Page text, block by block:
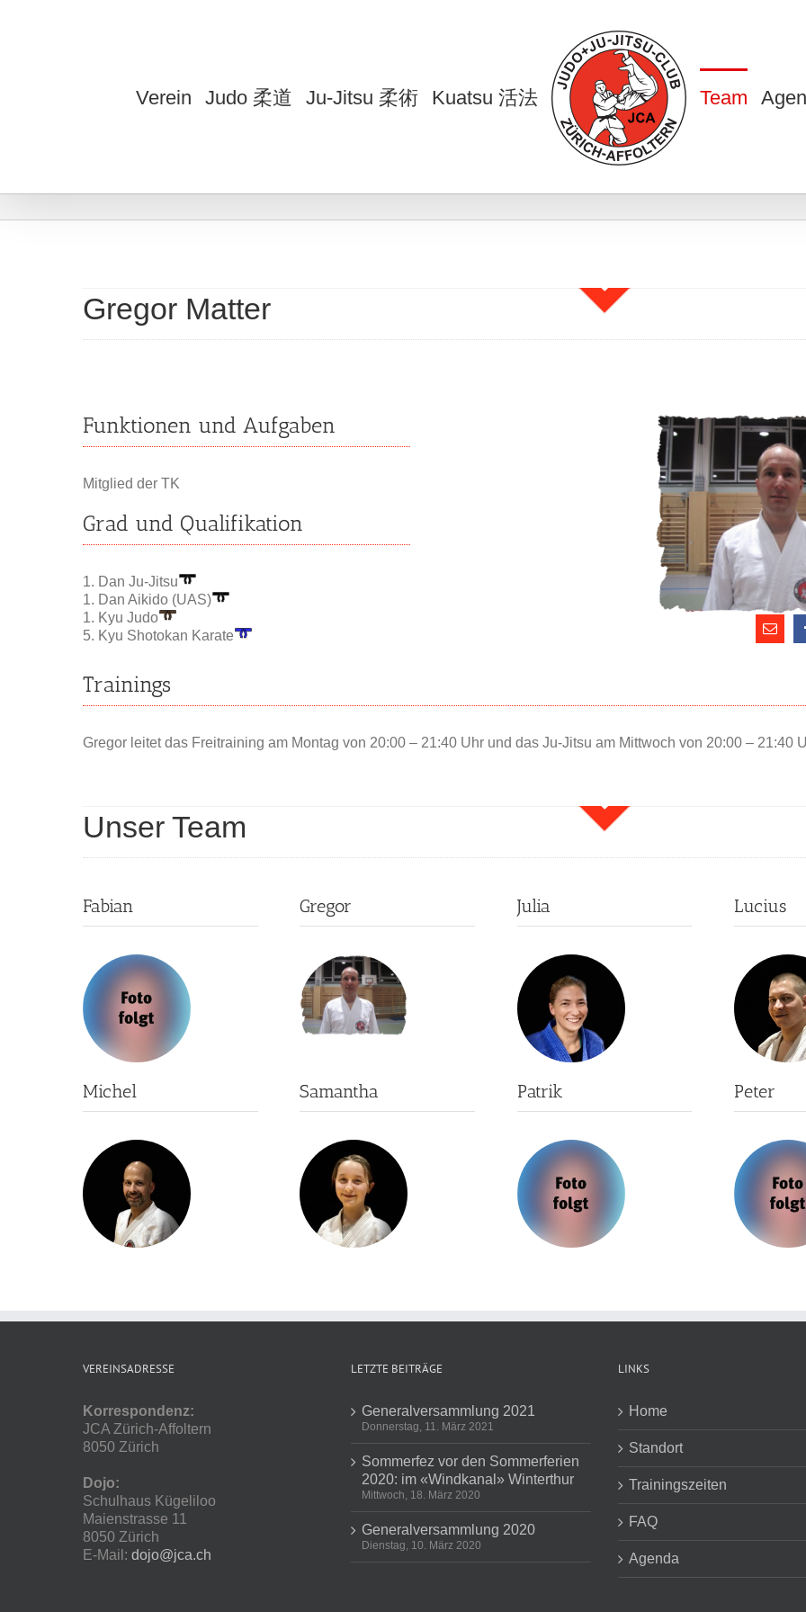
Verein Judo 柔道 Ju-Jitsu 柔術 Kuatsu 活法 Team
Gregor Matter
Funktionen und Aufgaben
Mitglied der TK
Grad und Qualifikation
1. Dan Ju-Jitsu
1. Dan Aikido (UAS)
1. Kyu Judo
5. Kyu Shotokan Karate
Trainings
Gregor leitet das Freitraining am Montag von 20:00 – 21:40 Uhr und das Ju-Jitsu am Mittwoch von 20:00 – 21:40
Unser Team
Fabian Gregor Julia Lucius
Michel Samantha Patrik Peter
VEREINSADRESSE
Korrespondenz:
JCA Zürich-Affoltern
8050 Zürich
Dojo:
Schulhaus Kügeliloo
Maienstrasse 11
8050 Zürich
E-Mail: dojo@jca.ch
LETZTE BEITRÄGE
Generalversammlung 2021
Donnerstag, 11. März 2021
Sommerfez vor den Sommerferien
2020: im «Windkanal» Winterthur
Mittwoch, 18. März 2020
Generalversammlung 2020
Dienstag, 10. März 2020
LINKS
Home
Standort
Trainingszeiten
FAQ
Agenda